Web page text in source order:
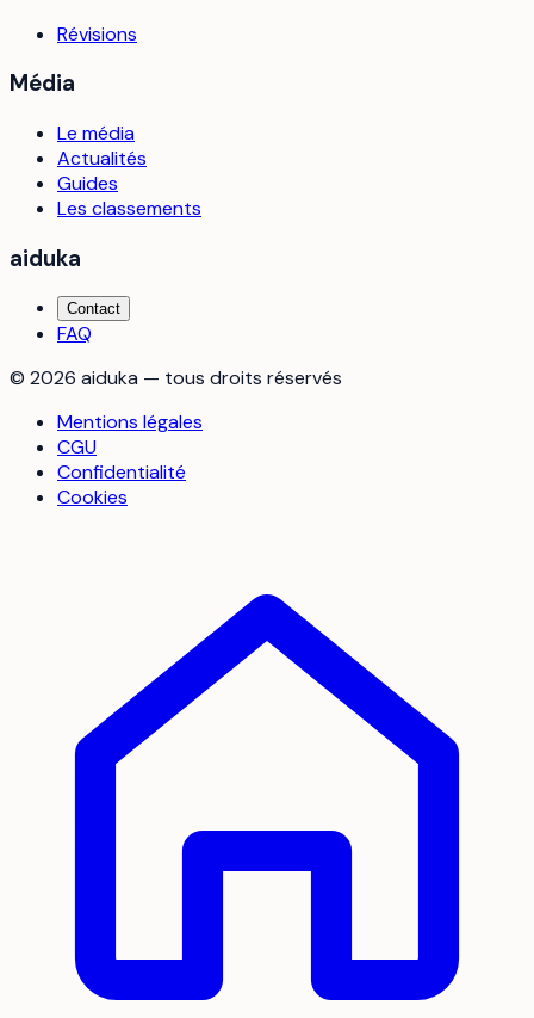
Révisions
Média
Le média
Actualités
Guides
Les classements
aiduka
Contact
FAQ
© 2026 aiduka — tous droits réservés
Mentions légales
CGU
Confidentialité
Cookies